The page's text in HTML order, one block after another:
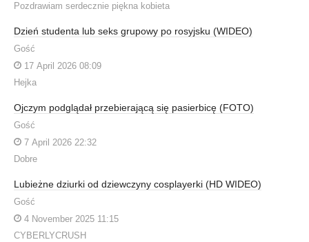
Pozdrawiam serdecznie piękna kobieta
Dzień studenta lub seks grupowy po rosyjsku (WIDEO)
Gość
17 April 2026 08:09
Hejka
Ojczym podglądał przebierającą się pasierbicę (FOTO)
Gość
7 April 2026 22:32
Dobre
Lubieżne dziurki od dziewczyny cosplayerki (HD WIDEO)
Gość
4 November 2025 11:15
CYBERLYCRUSH